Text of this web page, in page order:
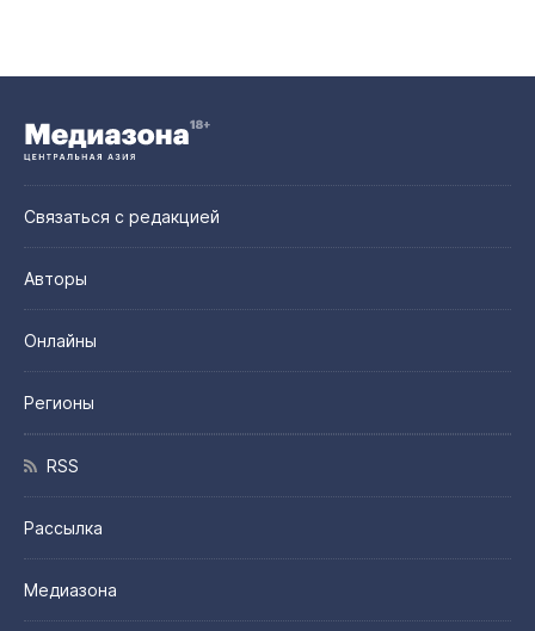
Связаться с редакцией
Авторы
Онлайны
Регионы
RSS
Рассылка
Медиазона